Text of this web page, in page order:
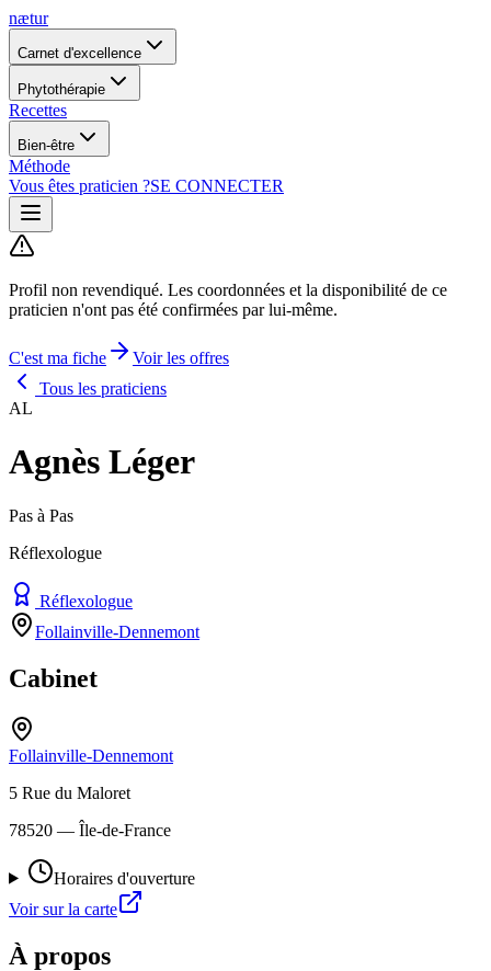
nætur
Carnet d'excellence
Phytothérapie
Recettes
Bien-être
Méthode
Vous êtes praticien ?SE CONNECTER
Profil non revendiqué. Les coordonnées et la disponibilité de ce
praticien n'ont pas été confirmées par lui-même.
C'est ma fiche
Voir les offres
Tous les praticiens
AL
Agnès Léger
Pas à Pas
Réflexologue
Réflexologue
Follainville-Dennemont
Cabinet
Follainville-Dennemont
5 Rue du Maloret
78520 — Île-de-France
Horaires d'ouverture
Voir sur la carte
À propos